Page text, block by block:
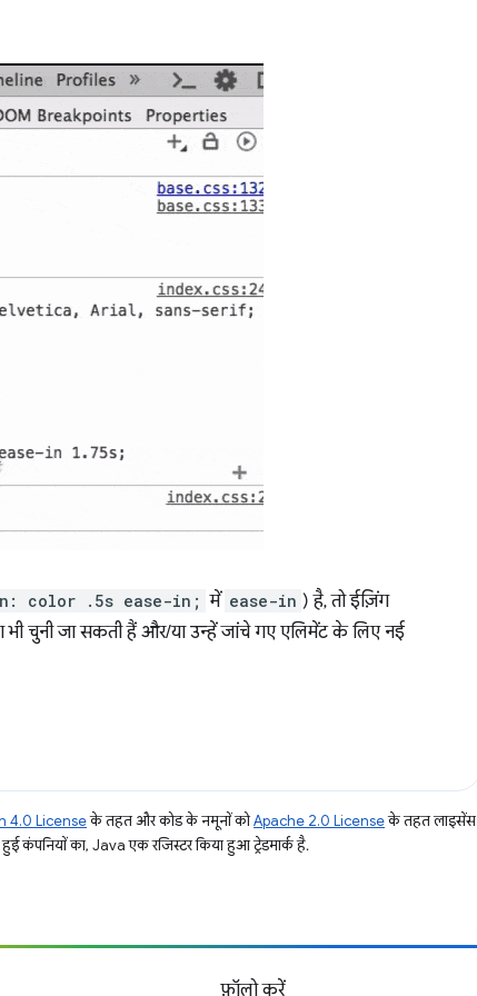
color .5s ease-in; में ease-in ) है, तो ईज़िंग
जा सकती हैं और/या उन्हें जांचे गए एलिमेंट के लिए नई
4.0 Licenseके तहत और कोड के नमूनों कोApache 2.0 Licenseके तहत लाइसेंस
का, Java एक रजिस्टर किया हुआ ट्रेडमार्क है.
फ़ॉलो करें